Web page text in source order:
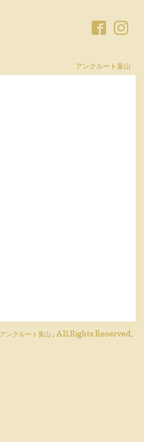
アンクルート葉山
アンクルート葉山 . All Rights Reserved.